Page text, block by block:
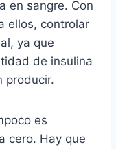
en sangre. Con
ellos, controlar
ya que
de insulina
producir.
es
cero. Hay que